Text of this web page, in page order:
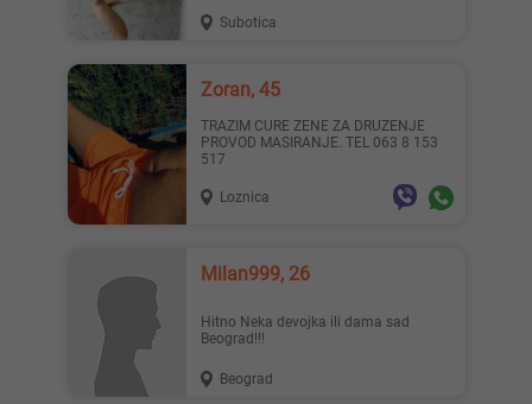
Subotica
Zoran, 45
TRAZIM CURE ZENE ZA DRUZENJE
PROVOD MASIRANJE. TEL 063 8 153
517
Loznica
Milan999, 26
Hitno Neka devojka ili dama sad
Beograd!!!
Beograd